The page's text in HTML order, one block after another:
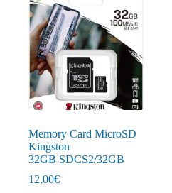
Memory Card MicroSD
Kingston
32GB SDCS2/32GB
12,00€